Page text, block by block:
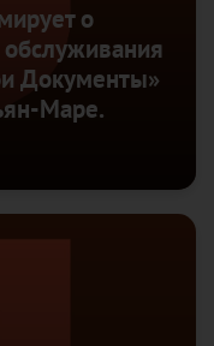
о
Документы»
Маре.